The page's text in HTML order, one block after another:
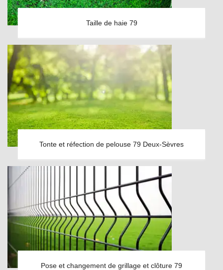
Taille de haie 79
Tonte et réfection de pelouse 79 Deux-Sèvres
Pose et changement de grillage et clôture 79